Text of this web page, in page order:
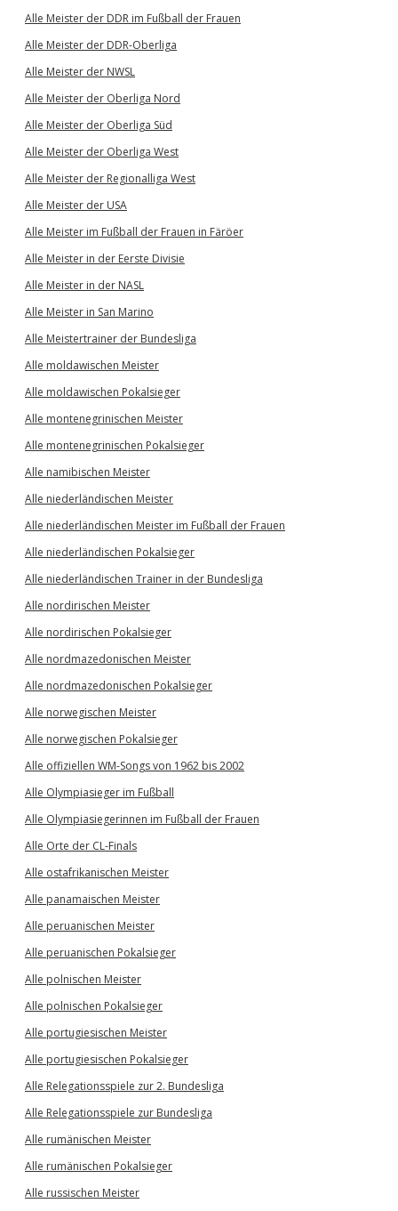
Alle Meister der DDR im Fußball der Frauen
Alle Meister der DDR-Oberliga
Alle Meister der NWSL
Alle Meister der Oberliga Nord
Alle Meister der Oberliga Süd
Alle Meister der Oberliga West
Alle Meister der Regionalliga West
Alle Meister der USA
Alle Meister im Fußball der Frauen in Färöer
Alle Meister in der Eerste Divisie
Alle Meister in der NASL
Alle Meister in San Marino
Alle Meistertrainer der Bundesliga
Alle moldawischen Meister
Alle moldawischen Pokalsieger
Alle montenegrinischen Meister
Alle montenegrinischen Pokalsieger
Alle namibischen Meister
Alle niederländischen Meister
Alle niederländischen Meister im Fußball der Frauen
Alle niederländischen Pokalsieger
Alle niederländischen Trainer in der Bundesliga
Alle nordirischen Meister
Alle nordirischen Pokalsieger
Alle nordmazedonischen Meister
Alle nordmazedonischen Pokalsieger
Alle norwegischen Meister
Alle norwegischen Pokalsieger
Alle offiziellen WM-Songs von 1962 bis 2002
Alle Olympiasieger im Fußball
Alle Olympiasiegerinnen im Fußball der Frauen
Alle Orte der CL-Finals
Alle ostafrikanischen Meister
Alle panamaischen Meister
Alle peruanischen Meister
Alle peruanischen Pokalsieger
Alle polnischen Meister
Alle polnischen Pokalsieger
Alle portugiesischen Meister
Alle portugiesischen Pokalsieger
Alle Relegationsspiele zur 2. Bundesliga
Alle Relegationsspiele zur Bundesliga
Alle rumänischen Meister
Alle rumänischen Pokalsieger
Alle russischen Meister